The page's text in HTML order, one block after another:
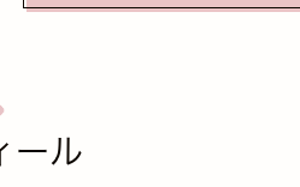
ール